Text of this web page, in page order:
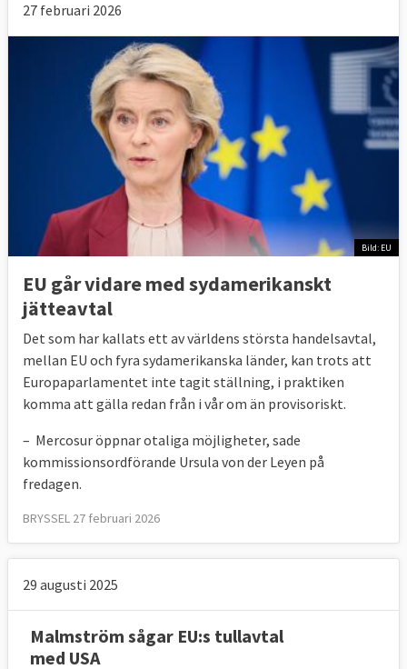
27 februari 2026
Bild: EU
EU går vidare med sydamerikanskt
jätteavtal
Det som har kallats ett av världens största handelsavtal,
mellan EU och fyra sydamerikanska länder, kan trots att
Europaparlamentet inte tagit ställning, i praktiken
komma att gälla redan från i vår om än provisoriskt.
– Mercosur öppnar otaliga möjligheter, sade
kommissionsordförande Ursula von der Leyen på
fredagen.
BRYSSEL 27 februari 2026
29 augusti 2025
Malmström sågar EU:s tullavtal
med USA